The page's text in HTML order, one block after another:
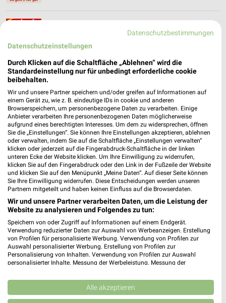
Nonnweiler-Otzenhausen
Zur Blauen Hand Filialen & Öffnungszeiten für
Noch mehr Angebote in
der weekli App!
Jetzt kostenlos laden
Datenschutzbestimmungen
Datenschutzeinstellungen
Durch Klicken auf die Schaltfläche „Ablehnen“ wird die
Standardeinstellung nur für unbedingt erforderliche cookie
beibehalten.
Wir und unsere Partner speichern und/oder greifen auf Informationen auf
einem Gerät zu, wie z. B. eindeutige IDs in cookie und anderen
Browserspeichern, um personenbezogene Daten zu verarbeiten. Einige
Anbieter verarbeiten Ihre personenbezogenen Daten möglicherweise
aufgrund eines berechtigten Interesses. Um dem zu widersprechen, öffnen
Sie die „Einstellungen“. Sie können Ihre Einstellungen akzeptieren, ablehnen
oder verwalten, indem Sie auf die Schaltfläche „Einstellungen verwalten“
klicken oder jederzeit auf die Fingerabdruck-Schaltfläche in der linken
unteren Ecke der Website klicken. Um Ihre Einwilligung zu widerrufen,
klicken Sie auf den Fingerabdruck oder den Link in der Fußzeile der Website
und klicken Sie auf den Menüpunkt „Meine Daten“. Auf dieser Seite können
Sie Ihre Einwilligung widerrufen. Diese Entscheidungen werden unseren
Partnern mitgeteilt und haben keinen Einfluss auf die Browserdaten.
Wir und unsere Partner verarbeiten Daten, um die Leistung der
Website zu analysieren und Folgendes zu tun:
Speichern von oder Zugriff auf Informationen auf einem Endgerät.
Verwendung reduzierter Daten zur Auswahl von Werbeanzeigen. Erstellung
von Profilen für personalisierte Werbung. Verwendung von Profilen zur
Auswahl personalisierter Werbung. Erstellung von Profilen zur
Personalisierung von Inhalten. Verwendung von Profilen zur Auswahl
personalisierter Inhalte. Messung der Werbeleistung. Messung der
Kombinationen von Daten aus verschiedenen Quellen. Entwicklung und
Verbesserung der Angebote. Verwendung reduzierter Daten zur Auswahl
von Inhalten.
Alle akzeptieren